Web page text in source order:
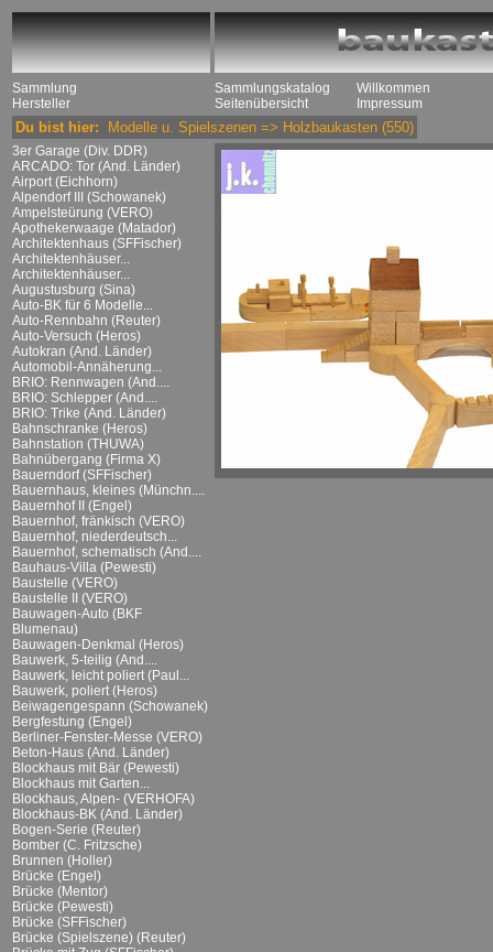
Sammlung
Hersteller
Sammlungskatalog
Seitenübersicht
Willkommen
Impressum
Du bist hier: Modelle u. Spielszenen => Holzbaukasten (550)
3er Garage (Div. DDR)
ARCADO: Tor (And. Länder)
Airport (Eichhorn)
Alpendorf III (Schowanek)
Ampelsteürung (VERO)
Apothekerwaage (Matador)
Architektenhaus (SFFischer)
Architektenhäuser...
Architektenhäuser...
Augustusburg (Sina)
Auto-BK für 6 Modelle...
Auto-Rennbahn (Reuter)
Auto-Versuch (Heros)
Autokran (And. Länder)
Automobil-Annäherung...
BRIO: Rennwagen (And....
BRIO: Schlepper (And....
BRIO: Trike (And. Länder)
Bahnschranke (Heros)
Bahnstation (THUWA)
Bahnübergang (Firma X)
Bauerndorf (SFFischer)
Bauernhaus, kleines (Münchn....
Bauernhof II (Engel)
Bauernhof, fränkisch (VERO)
Bauernhof, niederdeutsch...
Bauernhof, schematisch (And....
Bauhaus-Villa (Pewesti)
Baustelle (VERO)
Baustelle II (VERO)
Bauwagen-Auto (BKF
Blumenau)
Bauwagen-Denkmal (Heros)
Bauwerk, 5-teilig (And....
Bauwerk, leicht poliert (Paul...
Bauwerk, poliert (Heros)
Beiwagengespann (Schowanek)
Bergfestung (Engel)
Berliner-Fenster-Messe (VERO)
Beton-Haus (And. Länder)
Blockhaus mit Bär (Pewesti)
Blockhaus mit Garten...
Blockhaus, Alpen- (VERHOFA)
Blockhaus-BK (And. Länder)
Bogen-Serie (Reuter)
Bomber (C. Fritzsche)
Brunnen (Holler)
Brücke (Engel)
Brücke (Mentor)
Brücke (Pewesti)
Brücke (SFFischer)
Brücke (Spielszene) (Reuter)